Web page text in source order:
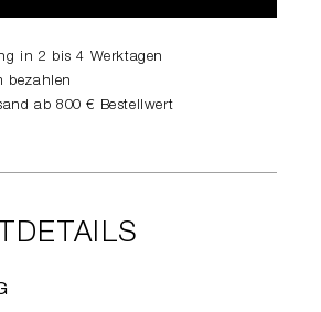
in 2 bis 4 Werktagen
bezahlen
ab 800 € Bestellwert